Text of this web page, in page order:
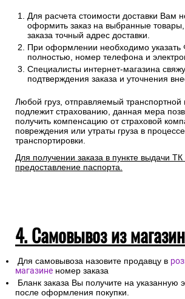
Для расчета стоимости доставки Вам
оформить заказ на выбранные
заказа точный адрес доставки.
При оформлении необходимо
полностью, номер телефона и
Специалисты интернет-магазина
подтверждения заказа и уточнения
Любой груз, отправляемый транспортной
подлежит страхованию, данная мера
получить компенсацию от страховой
повреждения или утраты груза в процессе
транспортировки.
Для получении заказа в пункте выдачи
предоставление паспорта.
4. Самовывоз из
Для самовывоза назовите продавцу в
магазине номер заказа
Бланк заказа Вы получите на указанную
после оформления покупки.